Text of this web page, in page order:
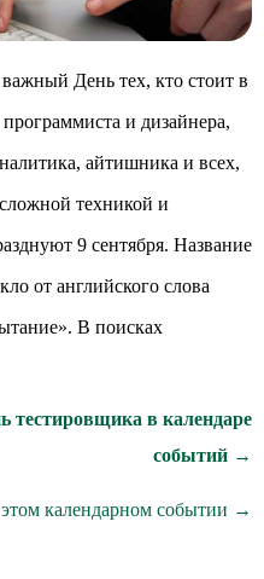
День тех, кто стоит в
и дизайнера,
айтишника и всех,
техникой и
9 сентября. Название
от английского слова
В поисках
тестировщика в календаре
событий →
календарном событии →